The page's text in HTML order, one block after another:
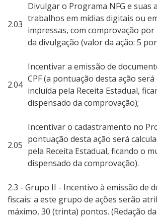
2.03
Divulgar o Programa NFG e suas
trabalhos em mídias digitais ou
impressas, com comprovação por
da divulgação (valor da ação: 5
2.04
Incentivar a emissão de
CPF (a pontuação desta ação será
incluída pela Receita Estadual,
dispensado da comprovação);
2.05
Incentivar o cadastramento no
pontuação desta ação será
pela Receita Estadual, ficando o
dispensado da comprovação).
2.3 - Grupo II - Incentivo à emissão de
fiscais: a este grupo de ações serão
máximo, 30 (trinta) pontos. (Redação